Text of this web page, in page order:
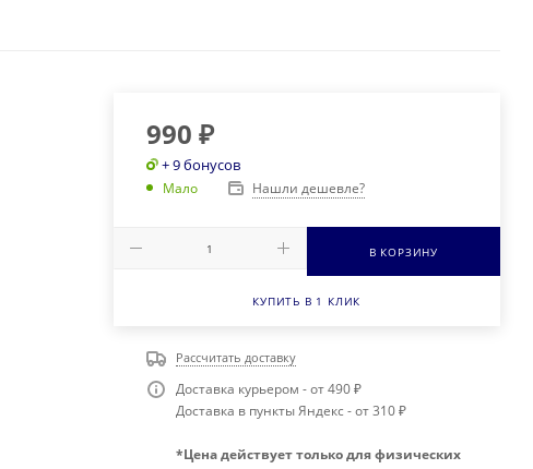
990 ₽
+ 9 бонусов
Мало Нашли дешевле?
В КОРЗИНУ
КУПИТЬ В 1 КЛИК
Рассчитать доставку
Доставка курьером - от 490 ₽
Доставка в пункты Яндекс - от 310 ₽
*Цена действует только для физических